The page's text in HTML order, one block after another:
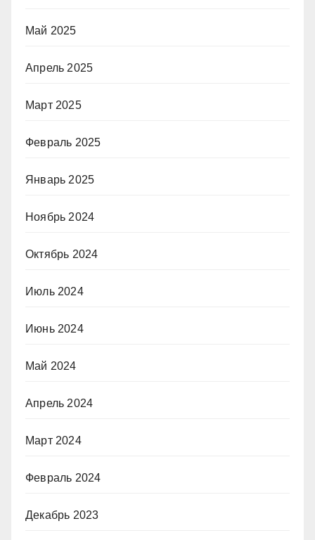
Май 2025
Апрель 2025
Март 2025
Февраль 2025
Январь 2025
Ноябрь 2024
Октябрь 2024
Июль 2024
Июнь 2024
Май 2024
Апрель 2024
Март 2024
Февраль 2024
Декабрь 2023